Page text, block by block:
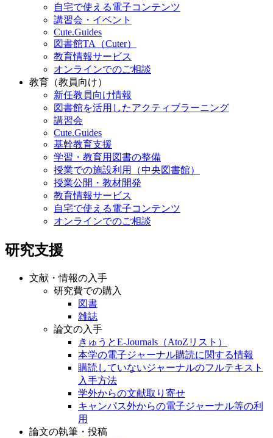
自宅で使える電子コンテンツ
講習会・イベント
Cute.Guides
図書館TA（Cuter）
教育情報サービス
オンラインでのご相談
教育（教員向け）
新任教員向け情報
図書館を活用したアクティブラーニング
講習会
Cute.Guides
基幹教育支援
学習・教育用図書の整備
授業での施設利用（中央図書館）
授業公開・教材開発
教育情報サービス
自宅で使える電子コンテンツ
オンラインでのご相談
研究支援
文献・情報の入手
研究費での購入
図書
雑誌
論文の入手
きゅうとE-Journals（AtoZリスト）
本学の電子ジャーナル購読に関する情報
購読していないジャーナルのフルテキスト
入手方法
学外からの文献取り寄せ
キャンパス外からの電子ジャーナル等の利
用
論文の執筆・投稿